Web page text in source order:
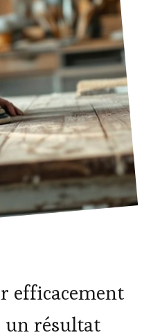
efficacement
résultat